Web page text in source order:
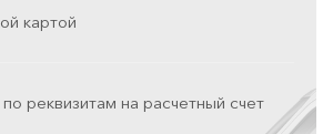
картой
реквизитам на расчетный счет